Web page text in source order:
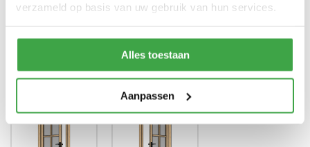
verzameld op basis van uw gebruik van hun services.
Alles toestaan
Aanpassen
Draairichting deur*